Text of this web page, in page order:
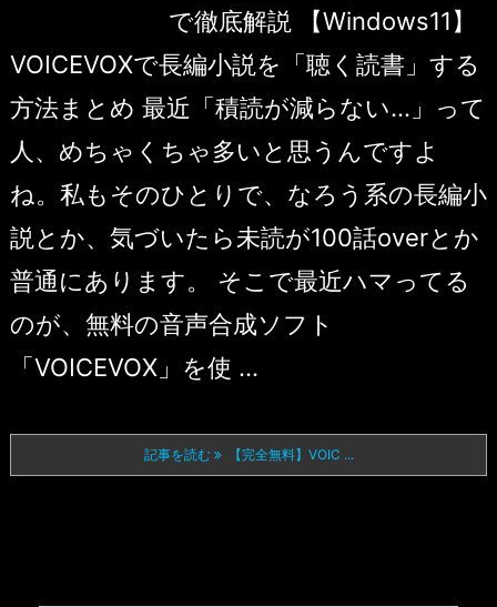
で徹底解説 【Windows11】
VOICEVOXで長編小説を「聴く読書」する
方法まとめ 最近「積読が減らない…」って
人、めちゃくちゃ多いと思うんですよ
ね。私もそのひとりで、なろう系の長編小
説とか、気づいたら未読が100話overとか
普通にあります。 そこで最近ハマってる
のが、無料の音声合成ソフト
「VOICEVOX」を使 ...
記事を読む 【完全無料】VOIC ...